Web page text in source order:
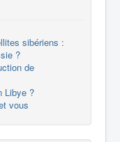
sibériens :
?
de
Libye ?
vous